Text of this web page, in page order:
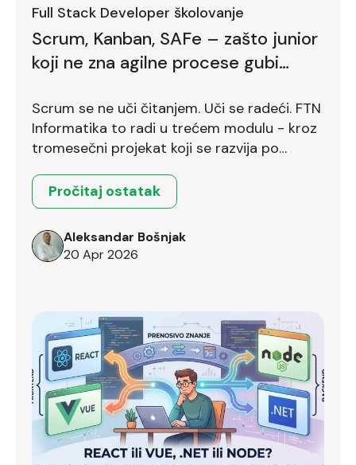
Full Stack Developer školovanje
Scrum, Kanban, SAFe – zašto junior
koji ne zna agilne procese gubi
Scrum se ne uči čitanjem. Uči se radeći. FTN
Informatika to radi u trećem modulu - kroz
tromesečni projekat koji se razvija po
Pročitaj ostatak
Aleksandar Bošnjak
20 Apr 2026